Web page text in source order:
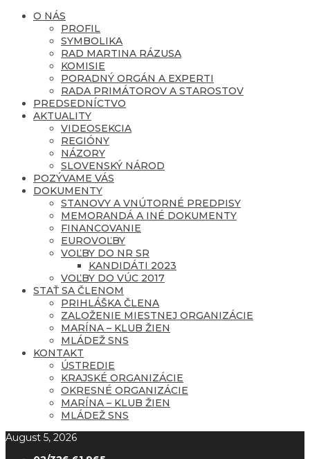
O NÁS
PROFIL
SYMBOLIKA
RAD MARTINA RÁZUSA
KOMISIE
PORADNÝ ORGÁN A EXPERTI
RADA PRIMÁTOROV A STAROSTOV
PREDSEDNÍCTVO
AKTUALITY
VIDEOSEKCIA
REGIÓNY
NÁZORY
SLOVENSKÝ NÁROD
POZÝVAME VÁS
DOKUMENTY
STANOVY A VNÚTORNÉ PREDPISY
MEMORANDÁ A INÉ DOKUMENTY
FINANCOVANIE
EUROVOĽBY
VOĽBY DO NR SR
KANDIDÁTI 2023
VOĽBY DO VÚC 2017
STAŤ SA ČLENOM
PRIHLÁŠKA ČLENA
ZALOŽENIE MIESTNEJ ORGANIZÁCIE
MARÍNA – KLUB ŽIEN
MLÁDEŽ SNS
KONTAKT
ÚSTREDIE
KRAJSKÉ ORGANIZÁCIE
OKRESNÉ ORGANIZÁCIE
MARÍNA – KLUB ŽIEN
MLÁDEŽ SNS
August 5, 2026